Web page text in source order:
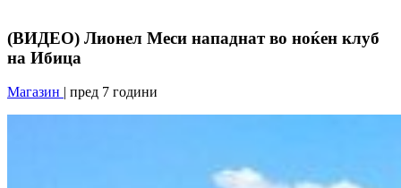
(ВИДЕО) Лионел Меси нападнат во ноќен клуб
на Ибица
Магазин | пред 7 години